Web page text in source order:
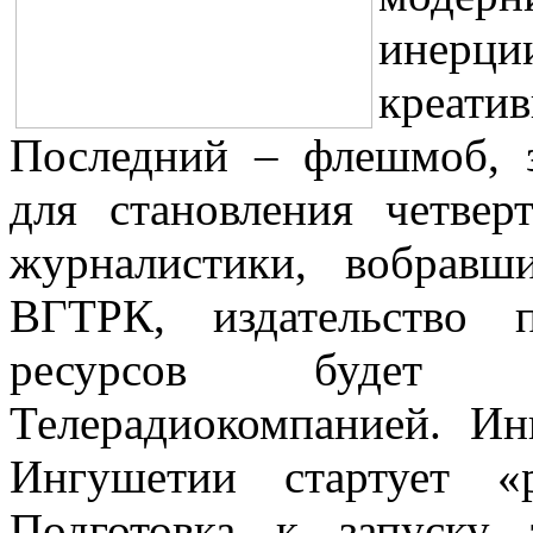
Последний – флешмоб,
для становления
журналистики,
ВГТРК,
ресурсов будет
Телерадиокомпанией.
Ингушетии стартует